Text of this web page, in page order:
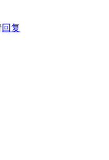
回复